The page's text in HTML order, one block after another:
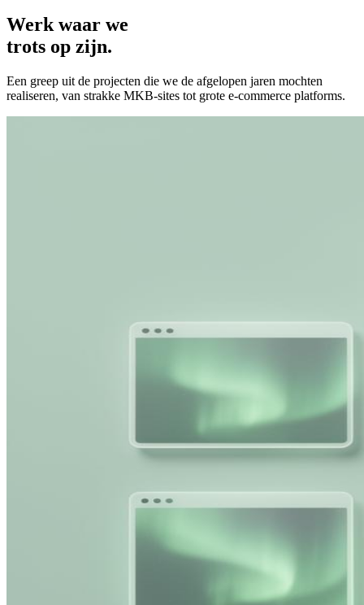
Werk waar we
trots op zijn.
Een greep uit de projecten die we de afgelopen jaren mochten
realiseren, van strakke MKB-sites tot grote e-commerce platforms.